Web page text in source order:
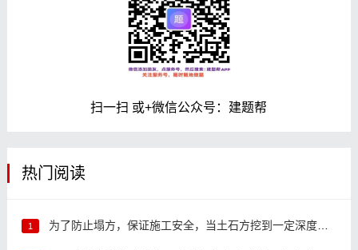
扫一扫 或+微信公众号：建题帮
热门阅读
1 为了防止塌方，保证施工安全，当土石方挖到一定深度时，边坡均应做成一定的()。